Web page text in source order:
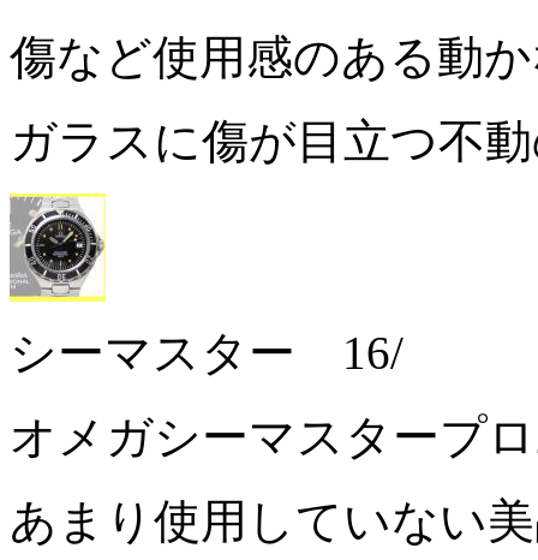
傷など使用感のある動
ガラスに傷が目立つ不
シーマスター 16/
オメガシーマスタープ
あまり使用していない